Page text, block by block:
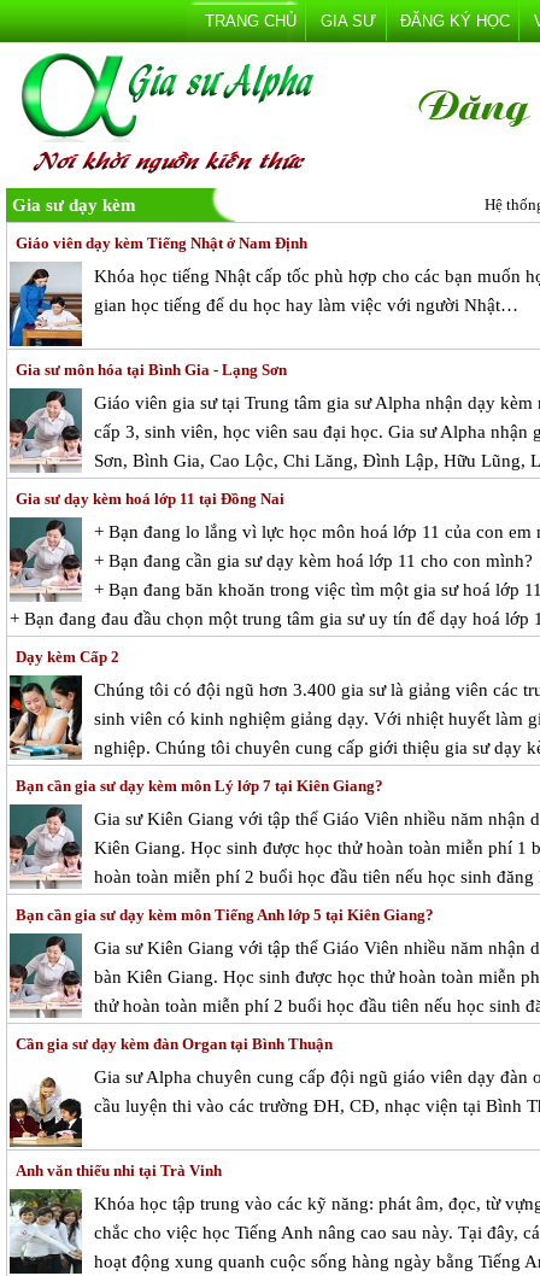
TRANG CHỦ GIA SƯ ĐĂNG KÝ HỌC
Gia sư dạy kèm Hệ
Giáo viên dạy kèm Tiếng Nhật ở Nam Định
Khóa học tiếng Nhật cấp tốc phù hợp cho các bạn muốn
gian học tiếng để du học hay làm việc với người Nhật…
Gia sư môn hóa tại Bình Gia - Lạng Sơn
Giáo viên gia sư tại Trung tâm gia sư Alpha nhận dạy
cấp 3, sinh viên, học viên sau đại học. Gia sư Alpha nhận
Sơn, Bình Gia, Cao Lộc, Chi Lăng, Đình Lập, Hữu Lũng,
Gia sư dạy kèm hoá lớp 11 tại Đồng Nai
+ Bạn đang lo lắng vì lực học môn hoá lớp 11 của con em
+ Bạn đang cần gia sư dạy kèm hoá lớp 11 cho con mình?
+ Bạn đang băn khoăn trong việc tìm một gia sư hoá lớp
+ Bạn đang đau đầu chọn một trung tâm gia sư uy tín để dạy hoá lớp
Dạy kèm Cấp 2
Chúng tôi có đội ngũ hơn 3.400 gia sư là giảng viên các
sinh viên có kinh nghiệm giảng dạy. Với nhiệt huyết làm
nghiệp. Chúng tôi chuyên cung cấp giới thiệu gia sư dạy
Bạn cần gia sư dạy kèm môn Lý lớp 7 tại Kiên Giang?
Gia sư Kiên Giang với tập thể Giáo Viên nhiều năm nhận
Kiên Giang. Học sinh được học thử hoàn toàn miễn phí 1
hoàn toàn miễn phí 2 buổi học đầu tiên nếu học sinh
Bạn cần gia sư dạy kèm môn Tiếng Anh lớp 5 tại Kiên Giang?
Gia sư Kiên Giang với tập thể Giáo Viên nhiều năm nhận
bàn Kiên Giang. Học sinh được học thử hoàn toàn miễn
thử hoàn toàn miễn phí 2 buổi học đầu tiên nếu học sinh
Cần gia sư dạy kèm đàn Organ tại Bình Thuận
Gia sư Alpha chuyên cung cấp đội ngũ giáo viên dạy
cầu luyện thi vào các trường ĐH, CĐ, nhạc viện tại Bình
Anh văn thiếu nhi tại Trà Vinh
Khóa học tập trung vào các kỹ năng: phát âm, đọc, từ
chắc cho việc học Tiếng Anh nâng cao sau này. Tại đây,
hoạt động xung quanh cuộc sống hàng ngày bằng Tiếng